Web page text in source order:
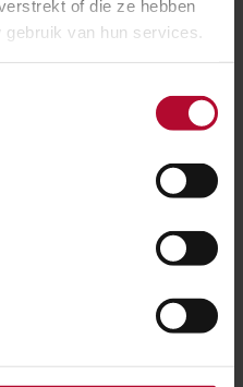
of die ze hebben
van hun services.
raad van